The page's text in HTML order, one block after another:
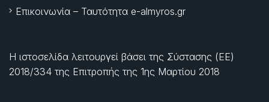
Επικοινωνία – Ταυτότητα e-almyros.gr
Η ιστοσελίδα λειτουργεί βάσει της Σύστασης (ΕΕ)
2018/334 της Επιτροπής της 1ης Μαρτίου 2018